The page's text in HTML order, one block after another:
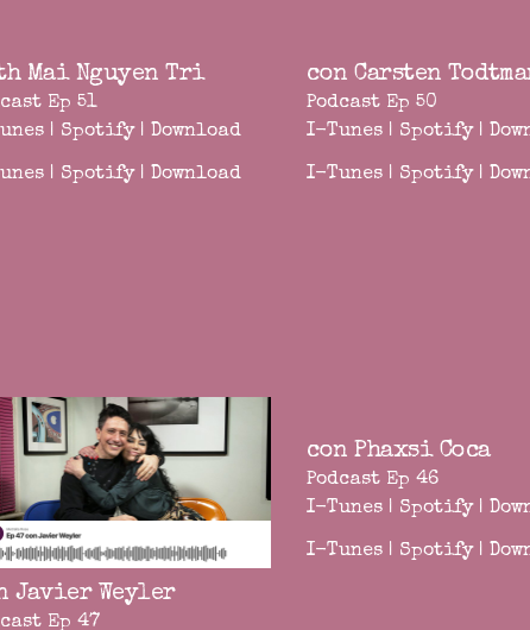
Mai Nguyen Tri
Ep 51
| Spotify| Download
| Spotify| Download
con Carsten
Podcast Ep 50
I-Tunes | Spotify|
I-Tunes | Spotify|
Javier Weyler
Ep 47
con Phaxsi Coca
Podcast Ep 46
I-Tunes | Spotify|
I-Tunes | Spotify|